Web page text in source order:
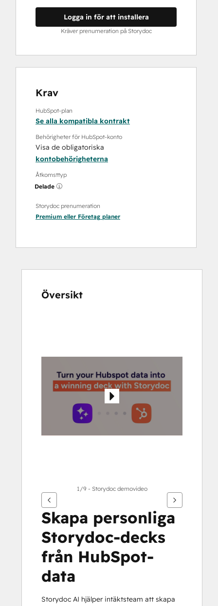
Logga in för att installera
Kräver prenumeration på Storydoc
Krav
HubSpot-plan
Se alla kompatibla kontrakt
Behörigheter för HubSpot-konto
Visa de obligatoriska
kontobehörigheterna
Åtkomsttyp
Delade
Storydoc prenumeration
Premium eller Företag planer
Översikt
andra
alternativ
1/9 - Storydoc demovideo
Skapa personliga
Storydoc-decks
från HubSpot-
data
Storydoc AI hjälper intäktsteam att skapa